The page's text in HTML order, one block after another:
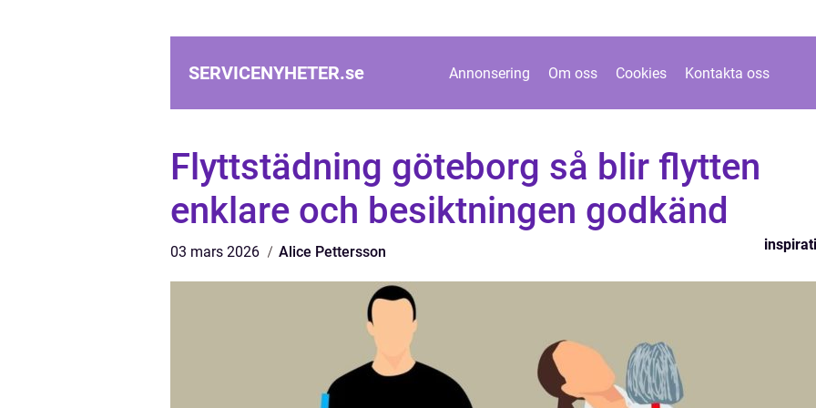
SERVICENYHETER.se Annonsering Om oss Cookies Kontakta oss
Flyttstädning göteborg så blir flytten
enklare och besiktningen godkänd
03 mars 2026 Alice Pettersson